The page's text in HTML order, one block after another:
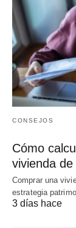
CONSEJOS
Cómo
vivienda
Comprar una
estrategia
3 días hace